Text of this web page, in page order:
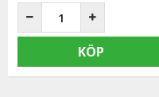
KÖP